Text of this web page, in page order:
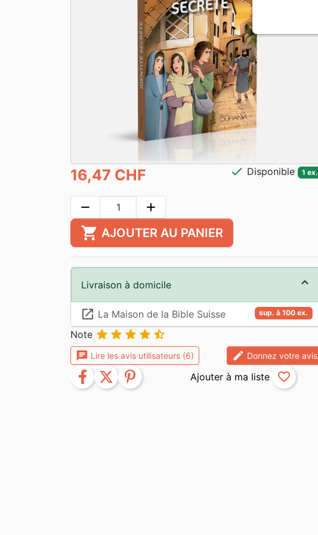
16,47 CHF check Disponible 1 ex.
remove add
shopping_cart AJOUTER AU PANIER
Livraison à domicile
sup. à 100 ex.
launch La Maison de la Bible Suisse
Note     
chat Lire les avis utilisateurs (6) edit Donnez votre avis
facebook twitter pinterest favorite_border